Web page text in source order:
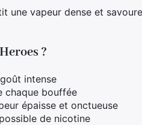
une vapeur dense et
?
intense
chaque bouffée
épaisse et onctueuse
de nicotine